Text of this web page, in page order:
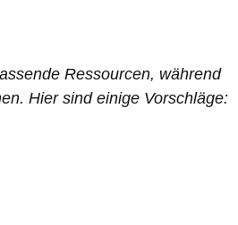
Ressourcen, während
Hier sind einige Vorschläge: